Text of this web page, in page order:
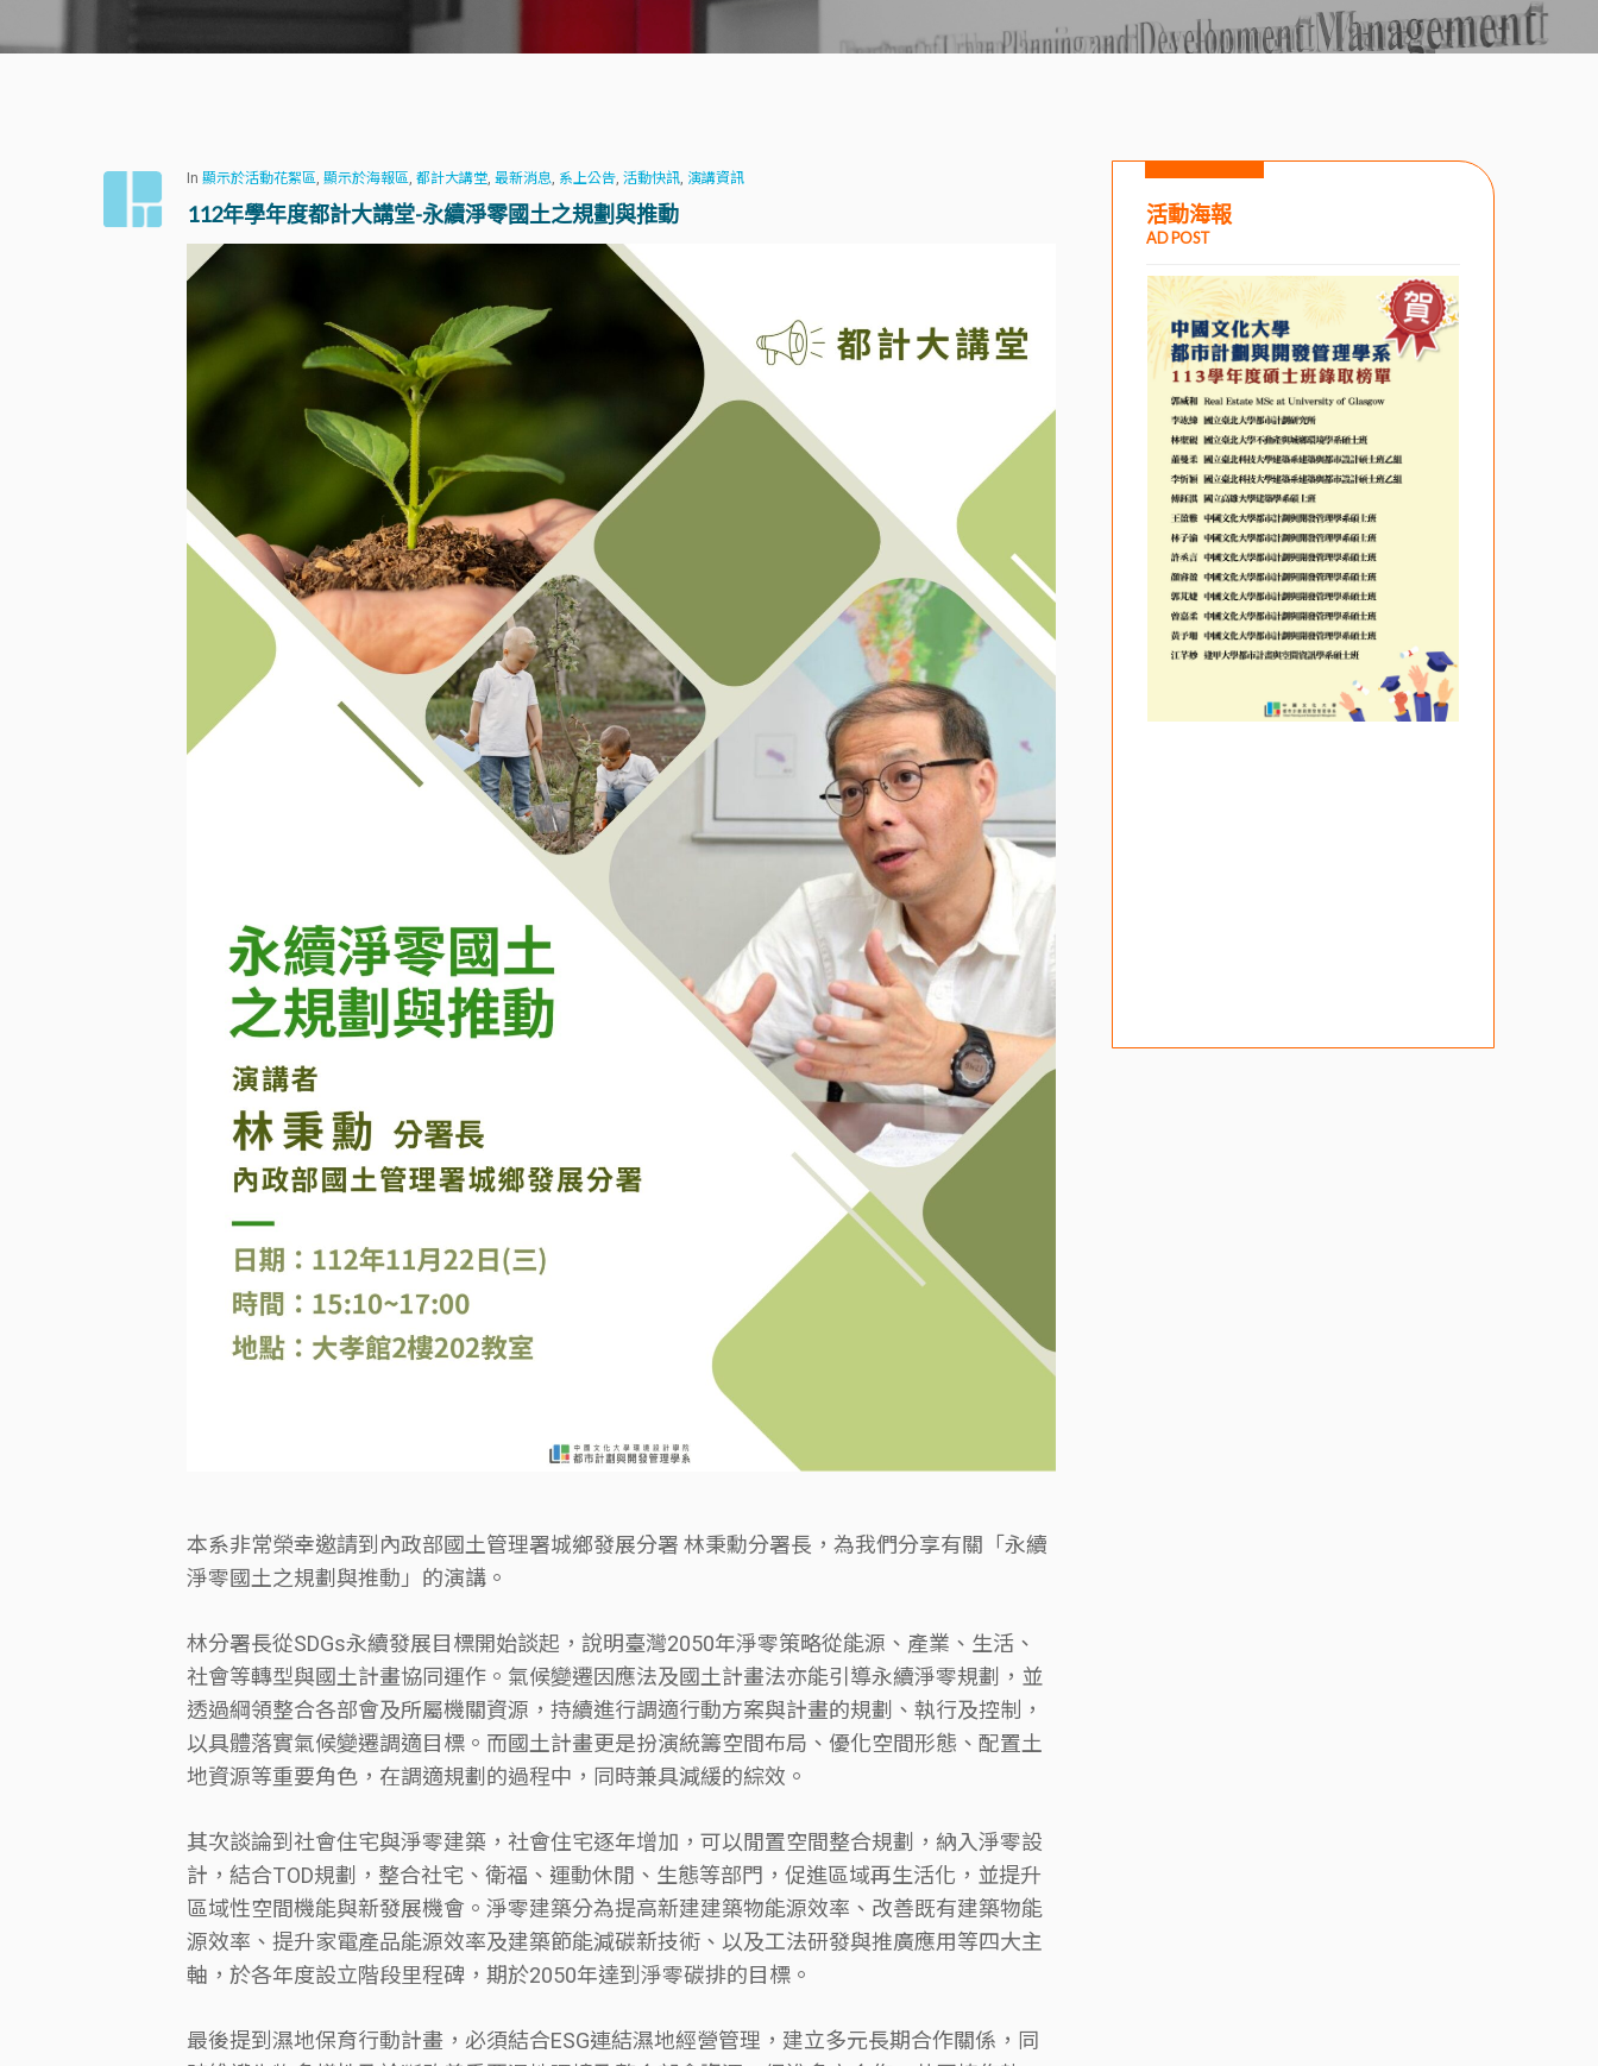
Hit enter to search or ESC to close
In顯示於活動花絮區,顯示於海報區,都計大講堂,最新消息, 系上公告,活動快訊, 演講資訊
112年學年度都計大講堂-永續淨零國土之規劃與推動
本系非常榮幸邀請到內政部國土管理署城鄉發展分署 林秉勳分署長，為我們分享有關「永續
淨零國土之規劃與推動」的演講。
林分署長從SDGs永續發展目標開始談起，說明臺灣2050年淨零策略從能源、產業、生活、
社會等轉型與國土計畫協同運作。氣候變遷因應法及國土計畫法亦能引導永續淨零規劃，並
透過綱領整合各部會及所屬機關資源，持續進行調適行動方案與計畫的規劃、執行及控制，
以具體落實氣候變遷調適目標。而國土計畫更是扮演統籌空間布局、優化空間形態、配置土
地資源等重要角色，在調適規劃的過程中，同時兼具減緩的綜效。
其次談論到社會住宅與淨零建築，社會住宅逐年增加，可以閒置空間整合規劃，納入淨零設
計，結合TOD規劃，整合社宅、衛福、運動休閒、生態等部門，促進區域再生活化，並提升
區域性空間機能與新發展機會。淨零建築分為提高新建建築物能源效率、改善既有建築物能
源效率、提升家電產品能源效率及建築節能減碳新技術、以及工法研發與推廣應用等四大主
軸，於各年度設立階段里程碑，期於2050年達到淨零碳排的目標。
最後提到濕地保育行動計畫，必須結合ESG連結濕地經營管理，建立多元長期合作關係，同
活動海報
AD POST